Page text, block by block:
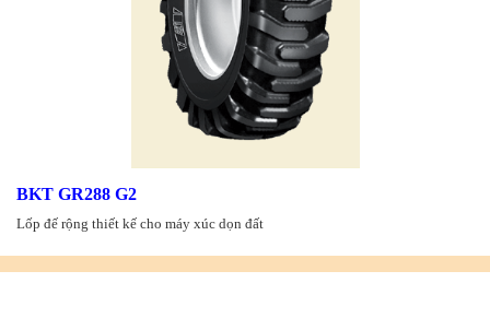
BKT GR288 G2
Lốp đế rộng thiết kế cho máy xúc dọn đất